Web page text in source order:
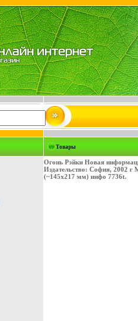
Товары
Огонь Рэйки Новая
Издательство: София, 2002 г
(~145х217 мм) инфо 7736t.